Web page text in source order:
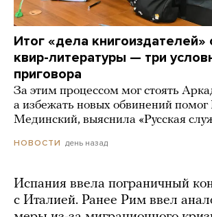
Итог «дела
квир-литературы — три
приговора
За этим процессом мог стоять
а избежать новых обвинений
Мединский, выяснила «Русская
НОВОСТИ день назад
Испания ввела пограничный
с Италией. Ранее Рим ввел